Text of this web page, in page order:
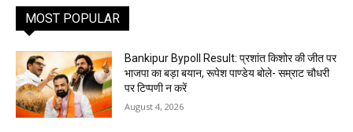
MOST POPULAR
Bankipur Bypoll Result: प्रशांत किशोर की जीत पर
भाजपा का बड़ा बयान, रूपेश पाण्डेय बोले- सम्राट चौधरी
पर टिप्पणी न करें
August 4, 2026